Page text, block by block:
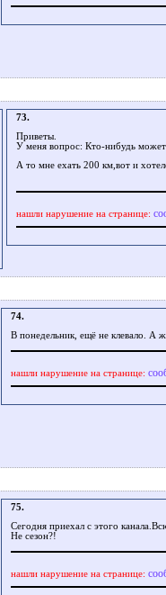
73.
Приветы.
У меня вопрос: Кто-нибудь может
А то мне ехать 200 км,вот и
нашли нарушение на странице:
74.
В понедельник, ещё не клевало. А
нашли нарушение на странице:
75.
Сегодня приехал с этого
Не сезон?!
нашли нарушение на странице: